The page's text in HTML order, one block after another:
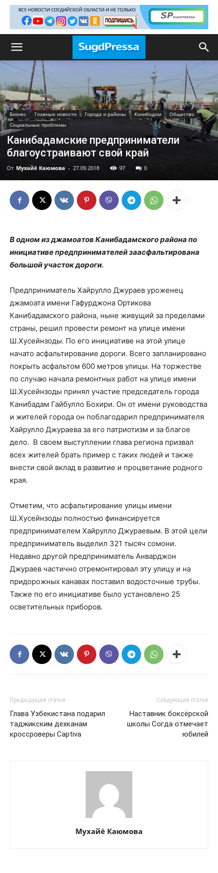
Бизнес Главные новости Города и районы Конибодом
Общество
Социальные проблемы
Канибадамские предприниматели
благоустраивают свой край
От Мухайё Каюмова - 27.09.2018 97 0
В одном из джамоатов Канибадамского района по
инициативе предпринимателей заасфальтирована
большой участок дороги.
Предприниматель Хайрулло Джураев уроженец
джамоата имени Гафурджона Ортикова
Канибадамского района, ныне живущий за пределами
страны, решил провести ремонт на улице имени
Ш.Хусейнзоды. По его инициативе на этой улице
начато асфальтирование дороги. Всего запланировано
покрыть асфальтом 600 метров улицы. На торжестве
по случаю начала ремонтных работ на улице имени
Ш.Хусейнзоды принял участие председатель города
Канибадам Гайбулло Бохири. Он от имени руководства
и жителей города он поблагодарил предпринимателя
Хайрулло Джураева за его патриотизм и за благое
дело. В своем выступлении глава региона призвал
всех жителей брать пример с таких людей и также
внести свой вклад в развитие и процветание родного
края.
Отметим, что асфальтирование улицы имени
Ш.Хусейнзоды полностью финансируется
предпринимателем Хайрулло Джураевым. В этой цели
предприниматель выделил 321 тысяч сомони.
Недавно другой предприниматель Анварджон
Джураев частично отремонтировал эту улицу и на
придорожных канавах поставил водосточные трубы.
Также по его инициативе было установлено 25
осветительных приборов.
Предыдущая статья
Глава Узбекистана подарил
таджикским дехканам
кроссроверы Captiva
Следующая статья
Наставник боксёрской
школы Согда отмечает
юбилей
Мухайё Каюмова